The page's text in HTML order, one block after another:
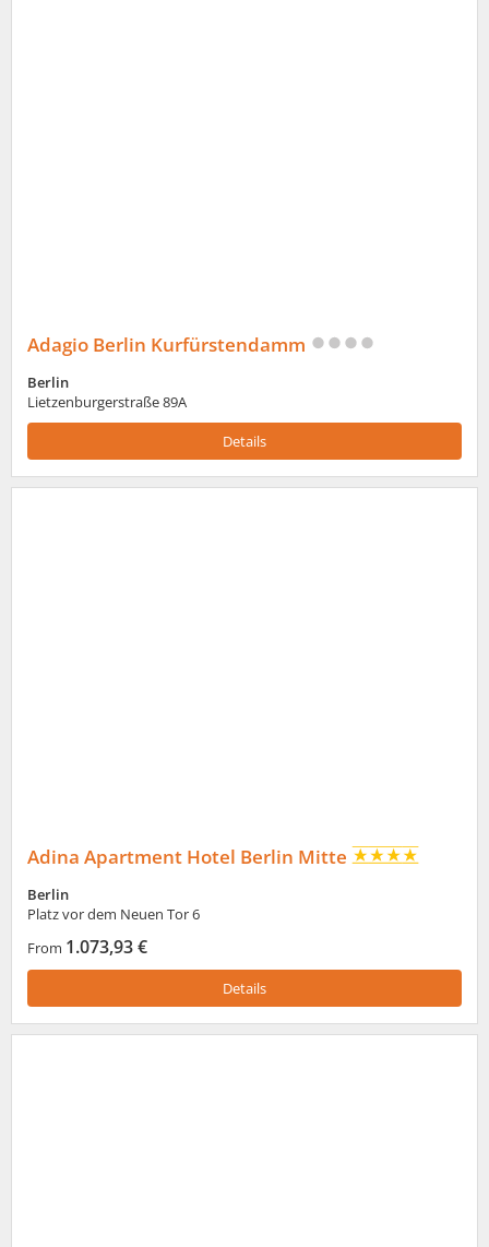
Adagio Berlin Kurfürstendamm
Berlin
Lietzenburgerstraße 89A
Details
Adina Apartment Hotel Berlin Mitte
Berlin
Platz vor dem Neuen Tor 6
From 1.073,93 €
Details